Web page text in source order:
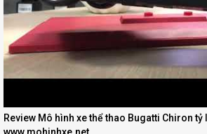
Review Mô hình xe thể thao Bugatti Chiron tỷ